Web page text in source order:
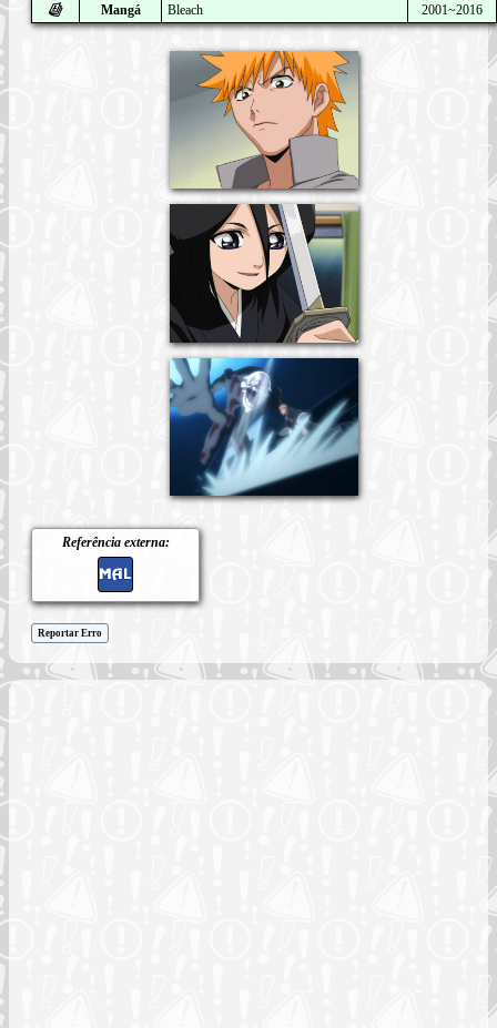
Mangá
Bleach 2001~2016
Referência externa:
Reportar Erro